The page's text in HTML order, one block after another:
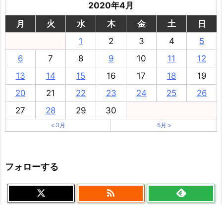
2020年4月
月
火 水 木 金 土
日
1
2 3 4
5
6
7 8 9 10 11
12
13
14 15 16 17 18
19
20
21 22 23 24 25
26
27
28 29 30
« 3月 5月 »
フォローする
